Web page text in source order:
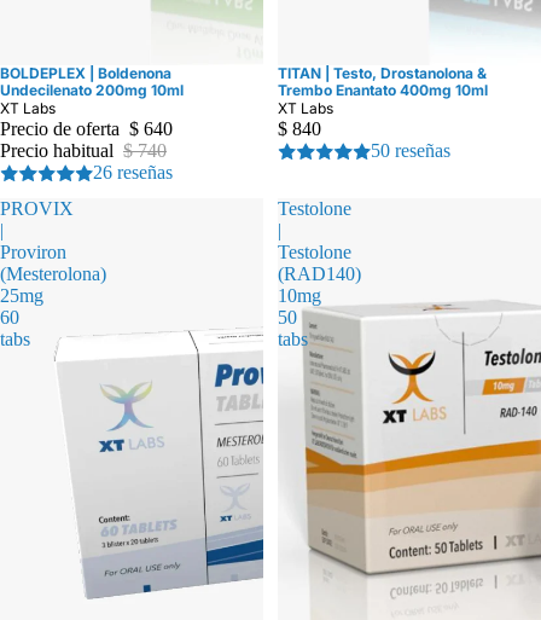
Oferta
BOLDEPLEX | Boldenona
Undecilenato 200mg 10ml
XT Labs
Precio de oferta $ 640
Precio habitual $ 740
26 reseñas
TITAN | Testo, Drostanolona &
Trembo Enantato 400mg 10ml
XT Labs
$ 840
50 reseñas
PROVIX
|
Proviron
(Mesterolona)
25mg
60
tabs
Testolone
|
Testolone
(RAD140)
10mg
50
tabs